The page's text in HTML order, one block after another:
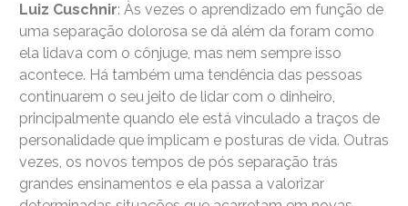
Luiz Cuschnir: Às vezes o aprendizado em função de
uma separação dolorosa se dá além da foram como
ela lidava com o cônjuge, mas nem sempre isso
acontece. Há também uma tendência das pessoas
continuarem o seu jeito de lidar com o dinheiro,
principalmente quando ele está vinculado a traços de
personalidade que implicam e posturas de vida. Outras
vezes, os novos tempos de pós separação trás
grandes ensinamentos e ela passa a valorizar